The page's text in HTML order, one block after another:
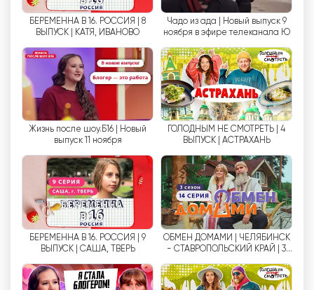
在它的节目中，您可以找到热门电视剧、音乐节目、
真人秀、喜剧节目等等。得益于节目的多样性，每位
观众都能找到符合自己口味的节目。
Yu 频道的特色之一是与主要音乐公司和演艺界明星
合作。因此，在该频道上可以看到独家采访、演唱会
演出和新片段的首播。因此，观众可以随时了解音乐
界的最新动态。
观看电视。观众可以录制自己喜欢的节目，然后在方
便的时候观看。这样，您就可以将观看喜爱的节目与
其他活动结合起来，不会错过有趣的剧集。
Yu 电视频道不仅提供娱乐内容，还为青年才俊提供
证明自己的机会。Yu 频道举办各种比赛和项目，让
年轻艺术家和创意人士展示自己的能力，获得公众的
认可。这有助于青年文化的发展和对青年人才的支
БЕРЕМЕННА В 16. РОССИЯ | 8
ВЫПУСК | КАТЯ, ИВАНОВО
Чадо из ада | Новый выпуск 9
ноября в эфире телеканала Ю
Жизнь после шоу.Б16 | Новый
выпуск 11 ноября
ГОЛОДНЫМ НЕ СМОТРЕТЬ | 4
ВЫПУСК | АСТРАХАНЬ
БЕРЕМЕННА В 16. РОССИЯ | 9
ВЫПУСК | САША, ТВЕРЬ
ОБМЕН ДОМАМИ | ЧЕЛЯБИНСК
- СТАВРОПОЛЬСКИЙ КРАЙ | 3